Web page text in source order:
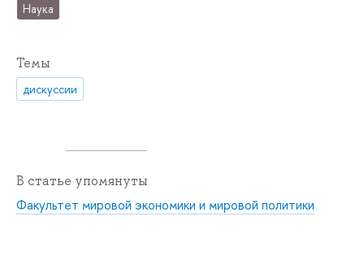
Наука
Темы
дискуссии
В статье упомянуты
Факультет мировой экономики и мировой политики